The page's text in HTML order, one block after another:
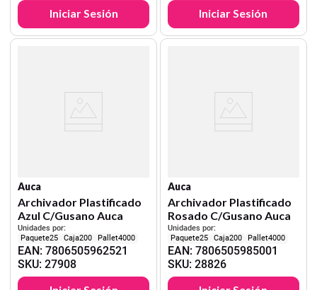
Iniciar Sesión
Iniciar Sesión
Auca
Archivador Plastificado
Azul C/Gusano Auca
Unidades por:
25
200 4000
EAN:7806505962521
SKU:27908
Auca
Archivador Plastificado
Rosado C/Gusano Auca
Unidades por:
25
200 4000
EAN: 7806505985001
SKU: 28826